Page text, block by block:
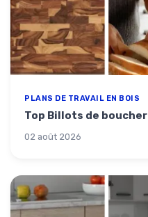
PLANS DE TRAVAIL EN BOIS
Top Billots de boucher
02 août 2026